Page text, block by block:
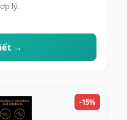
lý.
→
-15%